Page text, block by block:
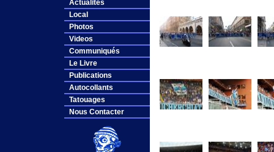
Actualités
Local
Photos
Videos
Communiqués
Le Livre
Publications
Autocollants
Tatouages
Nous Contacter